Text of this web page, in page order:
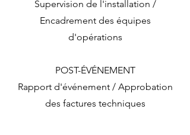
Supervision de l'installation /
Encadrement des équipes
d'opérations
POST-ÉVÉNEMENT
Rapport d'événement / Approbation
des factures techniques